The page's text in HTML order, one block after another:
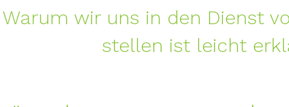
Warum wir uns in den Dienst
stellen ist leicht